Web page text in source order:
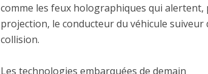
comme les feux holographiques qui alertent,
projection, le conducteur du véhicule suiveur
collision.
Les technologies embarquées de demain